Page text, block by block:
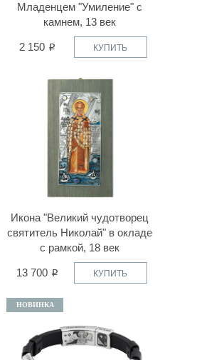
Младенцем "Умиление" с
камнем, 13 век
2 150 КУПИТЬ
Икона "Великий чудотворец
святитель Николай" в окладе
с рамкой, 18 век
13 700 КУПИТЬ
НОВИНКА